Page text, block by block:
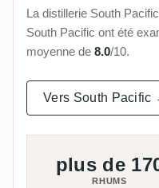
La distillerie South
South Pacific ont été
moyenne de 8.0/10.
Vers South Pacific
plus de
RHUMS